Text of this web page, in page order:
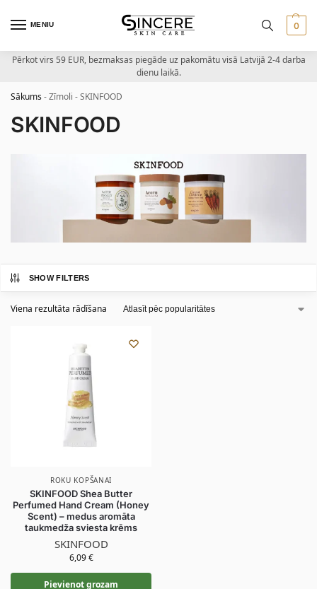
MENIU 0
Pērkot virs 59 EUR, bezmaksas piegāde uz pakomātu visā Latvijā 2-4 darba
dienu laikā.
Sākums-Zīmoli -SKINFOOD
SKINFOOD
SHOW FILTERS
Viena rezultāta rādīšana
ROKU KOPŠANAI
SKINFOOD Shea Butter
Perfumed Hand Cream (Honey
Scent) – medus aromāta
taukmedža sviesta krēms
SKINFOOD
6,09€
Pievienot grozam